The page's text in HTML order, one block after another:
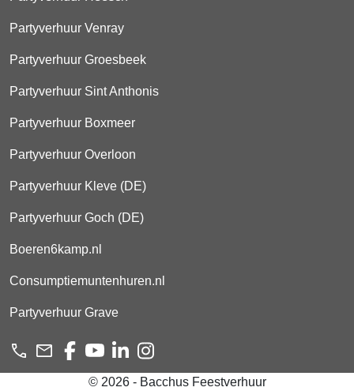
Partyverhuur Venray
Partyverhuur Groesbeek
Partyverhuur Sint Anthonis
Partyverhuur Boxmeer
Partyverhuur Overloon
Partyverhuur Kleve (DE)
Partyverhuur Goch (DE)
Boeren6kamp.nl
Consumptiemuntenhuren.nl
Partyverhuur Grave
© 2026 - Bacchus Feestverhuur